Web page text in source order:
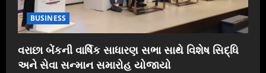
BUSINESS
વરાછા બેંકની વાર્ષિક સાધારણ સભા સાથે વિશેષ સિદ્ધિ
અને સેવા સન્માન સમારોહ યોજાયો